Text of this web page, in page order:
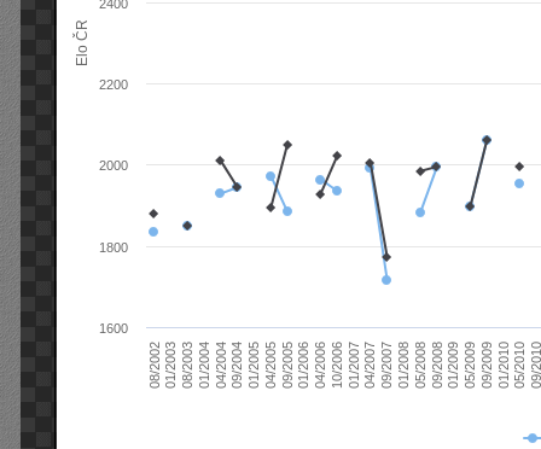
Elo ČR
08/200201/200308/200301/200404/200409/200401/200504/200509/200501/200604/200610/200601/200704/200709/200701/200805/200809/200801/200905/200909/200901/201005/201009/
1600
1800
2000
2200
2400